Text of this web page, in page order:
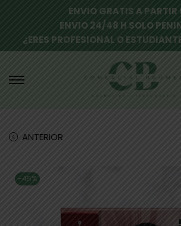
ENVIO GRATIS A
ENVIO 24/48 H SOLO
¿ERES PROFESIONAL O
ANTERIOR
-45%